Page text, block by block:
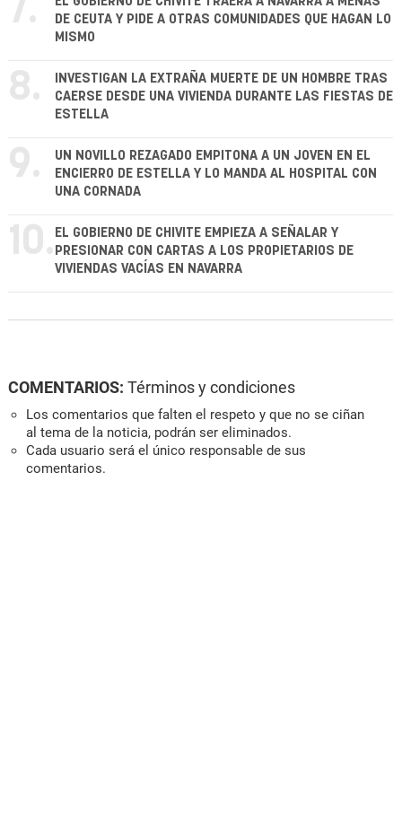
7.
DE CEUTA Y PIDE A OTRAS COMUNIDADES QUE HAGAN LO
MISMO
8.
INVESTIGAN LA EXTRAÑA MUERTE DE UN HOMBRE TRAS
CAERSE DESDE UNA VIVIENDA DURANTE LAS FIESTAS DE
ESTELLA
9.
UN NOVILLO REZAGADO EMPITONA A UN JOVEN EN EL
ENCIERRO DE ESTELLA Y LO MANDA AL HOSPITAL CON
UNA CORNADA
10. EL GOBIERNO DE CHIVITE EMPIEZA A SEÑALAR Y
PRESIONAR CON CARTAS A LOS PROPIETARIOS DE
VIVIENDAS VACÍAS EN NAVARRA
COMENTARIOS: Términos y condiciones
Los comentarios que falten el respeto y que no se ciñan
al tema de la noticia, podrán ser eliminados.
Cada usuario será el único responsable de sus
comentarios.